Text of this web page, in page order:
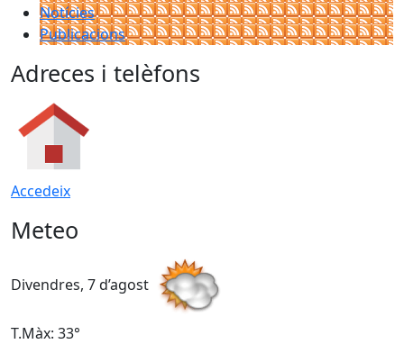
Notícies
Publicacions
Adreces i telèfons
Accedeix
Meteo
Divendres, 7 d’agost
T.Màx: 33°